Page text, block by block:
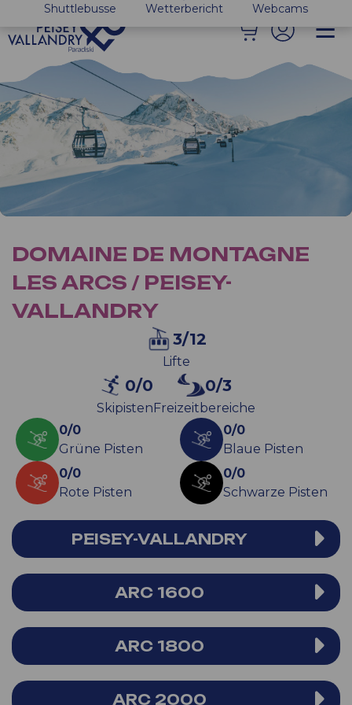
Shuttlebusse Wetterbericht Webcams
DOMAINE DE MONTAGNE
LES ARCS / PEISEY-
VALLANDRY
3/12
Lifte
0/0
Skipisten
0/3
Freizeitbereiche
0/0
Grüne Pisten
0/0
Blaue Pisten
0/0
Rote Pisten
0/0
Schwarze Pisten
PEISEY-VALLANDRY
ARC 1600
ARC 1800
ARC 2000